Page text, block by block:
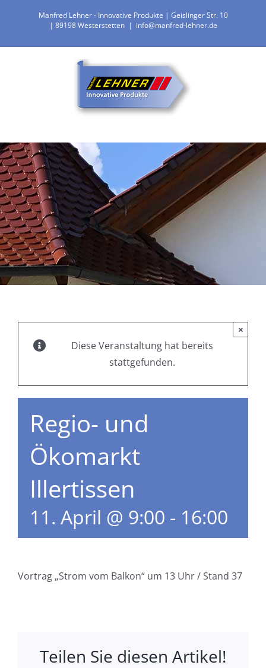
Manfred Lehner - Innovative Produkte | Geislinger Str. 10
| 89198 Westerstetten | info@manfred-lehner.de
Diese Veranstaltung hat bereits
stattgefunden.
×
Regio- und
Ökomarkt
Illertissen
11. April @ 9:00 - 16:00
Vortrag „Strom vom Balkon“ um 13 Uhr / Stand 37
Teilen Sie diesen Artikel!